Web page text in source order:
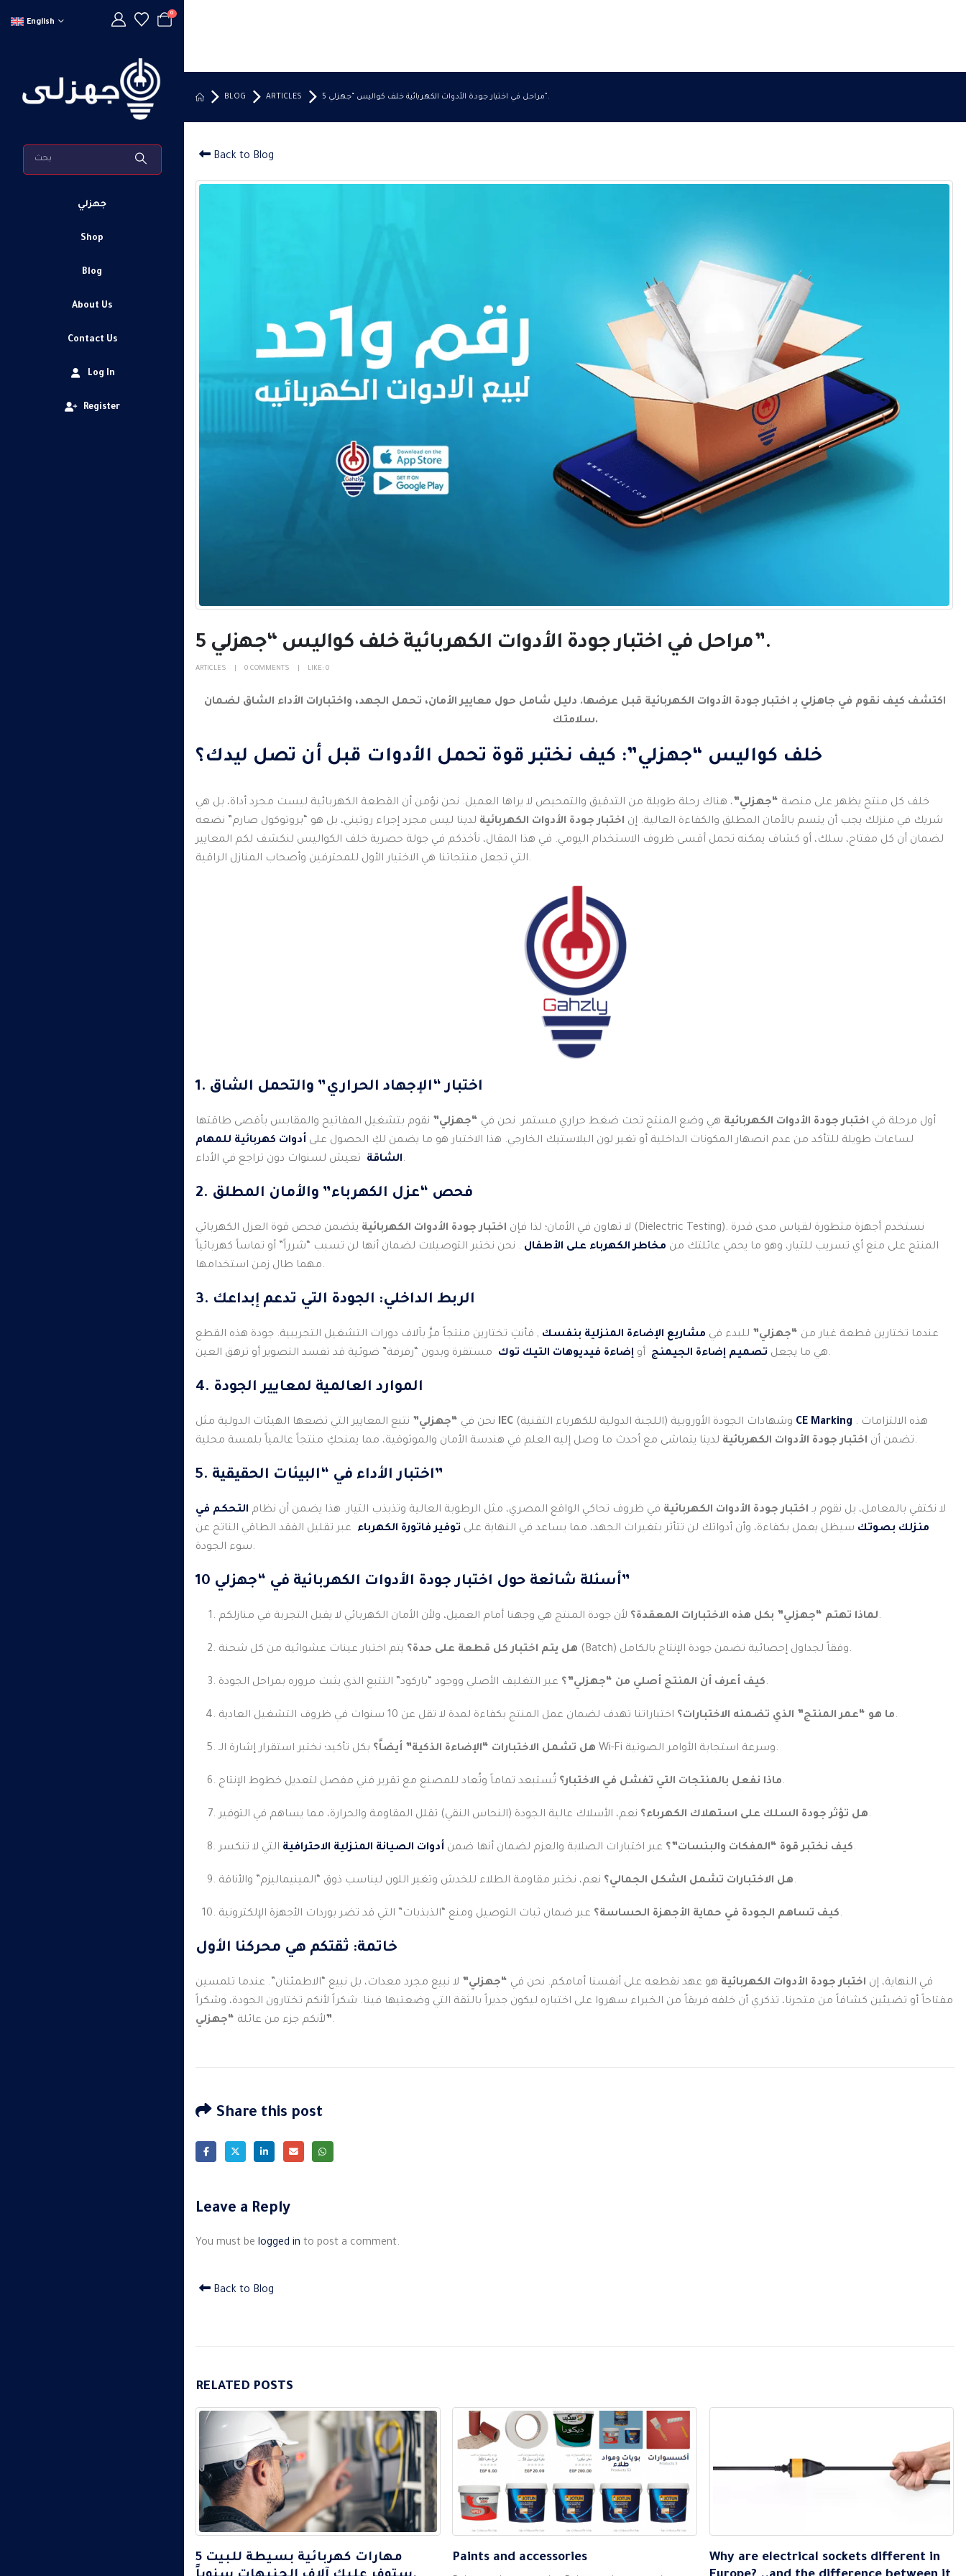
English
0
جهزلي
Shop
Blog
About Us
Contact Us
Log In
Register
BLOG ARTICLES 5 مراحل في اختبار جودة الأدوات الكهربائية خلف كواليس “جهزلي”.
Back to Blog
5 مراحل في اختبار جودة الأدوات الكهربائية خلف كواليس “جهزلي”.
ARTICLES 0 COMMENTS LIKE: 0
اكتشف كيف نقوم في جاهزلي بـ اختبار جودة الأدوات الكهربائية قبل عرضها. دليل شامل حول معايير الأمان، تحمل الجهد، واختبارات الأداء الشاق لضمان
سلامتك.
خلف كواليس “جهزلي”: كيف نختبر قوة تحمل الأدوات قبل أن تصل ليدك؟
خلف كل منتج يظهر على منصة “جهزلي” ، هناك رحلة طويلة من التدقيق والتمحيص لا يراها العميل. نحن نؤمن أن القطعة الكهربائية ليست مجرد أداة، بل هي
شريك في منزلك يجب أن يتسم بالأمان المطلق والكفاءة العالية. إن اختبار جودة الأدوات الكهربائية لدينا ليس مجرد إجراء روتيني، بل هو “بروتوكول صارم” نضعه
لضمان أن كل مفتاح، سلك، أو كشاف يمكنه تحمل أقسى ظروف الاستخدام اليومي. في هذا المقال، نأخذكم في جولة حصرية خلف الكواليس لنكشف لكم المعايير
التي تجعل منتجاتنا هي الاختيار الأول للمحترفين وأصحاب المنازل الراقية.
1. اختبار “الإجهاد الحراري” والتحمل الشاق
أول مرحلة في اختبار جودة الأدوات الكهربائية هي وضع المنتج تحت ضغط حراري مستمر. نحن في “جهزلي” نقوم بتشغيل المفاتيح والمقابس بأقصى طاقتها
لساعات طويلة للتأكد من عدم انصهار المكونات الداخلية أو تغير لون البلاستيك الخارجي. هذا الاختبار هو ما يضمن لكِ الحصول على أدوات كهربائية للمهام
الشاقةتعيش لسنوات دون تراجع في الأداء.
2. فحص “عزل الكهرباء” والأمان المطلق
لا تهاون في الأمان؛ لذا فإن اختبار جودة الأدوات الكهربائية يتضمن فحص قوة العزل الكهربائي (Dielectric Testing). نستخدم أجهزة متطورة لقياس مدى قدرة
المنتج على منع أي تسريب للتيار، وهو ما يحمي عائلتك من مخاطر الكهرباء على الأطفال . نحن نختبر التوصيلات لضمان أنها لن تسبب “شرراً” أو تماساً كهربائياً
مهما طال زمن استخدامها.
3. الربط الداخلي: الجودة التي تدعم إبداعك
عندما تختارين قطعة غيار من “جهزلي” للبدء في مشاريع الإضاءة المنزلية بنفسك , فأنتِ تختارين منتجاً مرَّ بآلاف دورات التشغيل التجريبية. جودة هذه القطع
هي ما يجعل تصميم إضاءة الجيمنج أو إضاءة فيديوهات التيك توك مستقرة وبدون “رفرفة” ضوئية قد تفسد التصوير أو ترهق العين.
4. الموارد العالمية لمعايير الجودة
نحن في “جهزلي” IEC CE Marking . هذه الالتزامات
تضمن أن اختبار جودة الأدوات الكهربائية لدينا يتماشى مع أحدث ما وصل إليه العلم في هندسة الأمان والموثوقية، مما يمنحكِ منتجاً عالمياً بلمسة محلية.
5. اختبار الأداء في “البيئات الحقيقية”
لا نكتفي بالمعامل، بل نقوم بـ اختبار جودة الأدوات الكهربائية في ظروف تحاكي الواقع المصري، مثل الرطوبة العالية وتذبذب التيار. هذا يضمن أن نظام التحكم في
منزلك بصوتك سيظل يعمل بكفاءة، وأن أدواتك لن تتأثر بتغيرات الجهد، مما يساعد في النهاية على توفير فاتورة الكهرباء عبر تقليل الفقد الطاقي الناتج عن
سوء الجودة.
10 أسئلة شائعة حول اختبار جودة الأدوات الكهربائية في “جهزلي”
لماذا تهتم “جهزلي” بكل هذه الاختبارات المعقدة؟لأن جودة المنتج هي وجهنا أمام العميل، ولأن الأمان الكهربائي لا يقبل التجربة في منازلكم.
هل يتم اختبار كل قطعة على حدة؟ يتم اختبار عينات عشوائية من كل شحنة (Batch) وفقاً لجداول إحصائية تضمن جودة الإنتاج بالكامل.
كيف أعرف أن المنتج أصلي من “جهزلي”؟عبر التغليف الأصلي ووجود “باركود” التتبع الذي يثبت مروره بمراحل الجودة.
ما هو “عمر المنتج” الذي تضمنه الاختبارات؟اختباراتنا تهدف لضمان عمل المنتج بكفاءة لمدة لا تقل عن 10 سنوات في ظروف التشغيل العادية.
هل تشمل الاختبارات “الإضاءة الذكية” أيضاً؟ بكل تأكيد؛ نختبر استقرار إشارة الـ Wi-Fi وسرعة استجابة الأوامر الصوتية.
ماذا نفعل بالمنتجات التي تفشل في الاختبار؟تُستبعد تماماً وتُعاد للمصنع مع تقرير فني مفصل لتعديل خطوط الإنتاج.
هل تؤثر جودة السلك على استهلاك الكهرباء؟نعم، الأسلاك عالية الجودة (النحاس النقي) تقلل المقاومة والحرارة، مما يساهم في التوفير.
كيف نختبر قوة “المفكات والبنسات”؟ عبر اختبارات الصلابة والعزم لضمان أنها ضمن أدوات الصيانة المنزلية الاحترافية التي لا تنكسر.
هل الاختبارات تشمل الشكل الجمالي؟نعم، نختبر مقاومة الطلاء للخدش وتغير اللون ليناسب ذوق “المينيماليزم” والأناقة.
كيف تساهم الجودة في حماية الأجهزة الحساسة؟عبر ضمان ثبات التوصيل ومنع “الذبذبات” التي قد تضر بوردات الأجهزة الإلكترونية.
خاتمة: ثقتكم هي محركنا الأول
في النهاية، إن اختبار جودة الأدوات الكهربائية هو عهد نقطعه على أنفسنا أمامكم. نحن في “جهزلي” لا نبيع مجرد معدات، بل نبيع “الاطمئنان”. عندما تلمسين
مفتاحاً أو تضيئين كشافاً من متجرنا، تذكري أن خلفه فريقاً من الخبراء سهروا على اختباره ليكون جديراً بالثقة التي وضعتيها فينا. شكراً لأنكم تختارون الجودة، وشكراً
لأنكم جزء من عائلة “جهزلي”.
Share this post
Leave a Reply
You must be logged in to post a comment.
Back to Blog
RELATED POSTS
5 مهارات كهربائية بسيطة للبيت
Paints and accessories
Why are electrical sockets different in